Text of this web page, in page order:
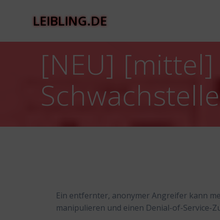
LEIBLING.DE
[NEU] [mittel]
Ein entfernter, anonymer Angreifer kann
manipulieren und einen Denial-of-Service-